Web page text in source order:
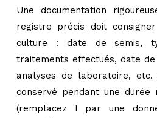
Une documentation
registre précis doit
culture : date de semis,
traitements effectués, date
analyses de laboratoire,
conservé pendant une durée
(remplacez I par une